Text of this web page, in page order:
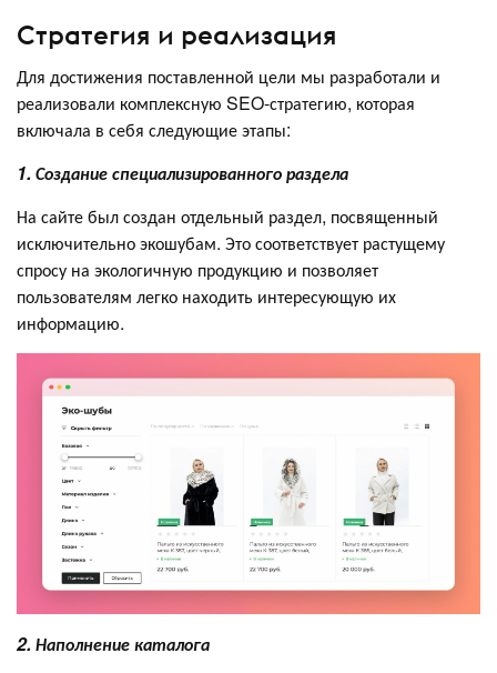
Стратегия и реализация
Для достижения поставленной цели мы разработали и
реализовали комплексную SEO-стратегию, которая
включала в себя следующие этапы:
1. Создание специализированного раздела
На сайте был создан отдельный раздел, посвященный
исключительно экошубам. Это соответствует растущему
спросу на экологичную продукцию и позволяет
пользователям легко находить интересующую их
информацию.
2. Наполнение каталога